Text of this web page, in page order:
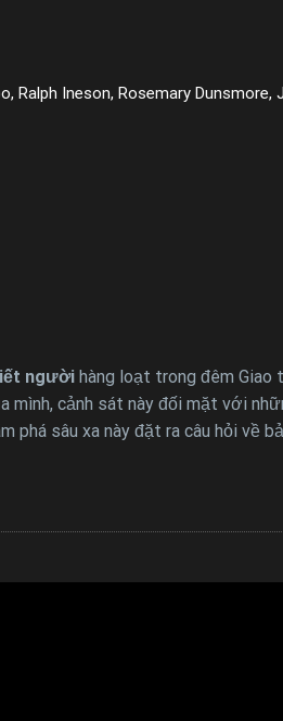
Ralph Ineson, Rosemary Dunsmore,
người hàng loạt trong đêm Giao
mình, cảnh sát này đối mặt với
sâu xa này đặt ra câu hỏi về